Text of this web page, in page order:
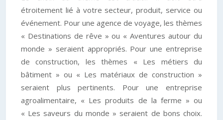
étroitement lié à votre secteur, produit, service ou
événement. Pour une agence de voyage, les thèmes
« Destinations de rêve » ou « Aventures autour du
monde » seraient appropriés. Pour une entreprise
de construction, les thèmes « Les métiers du
bâtiment » ou « Les matériaux de construction »
seraient plus pertinents. Pour une entreprise
agroalimentaire, « Les produits de la ferme » ou
« Les saveurs du monde » seraient de bons choix.